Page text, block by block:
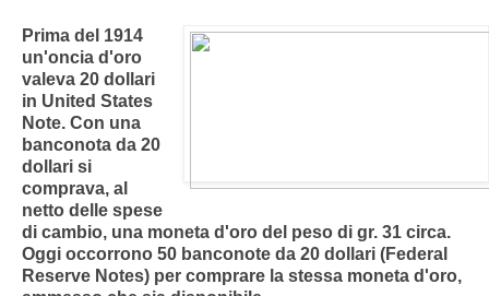
Prima del 1914
un'oncia d'oro
valeva 20 dollari
in United States
Note. Con una
banconota da 20
dollari si
comprava, al
netto delle spese
di cambio, una moneta d'oro del peso di gr. 31 circa.
Oggi occorrono 50 banconote da 20 dollari (Federal
Reserve Notes) per comprare la stessa moneta d'oro,